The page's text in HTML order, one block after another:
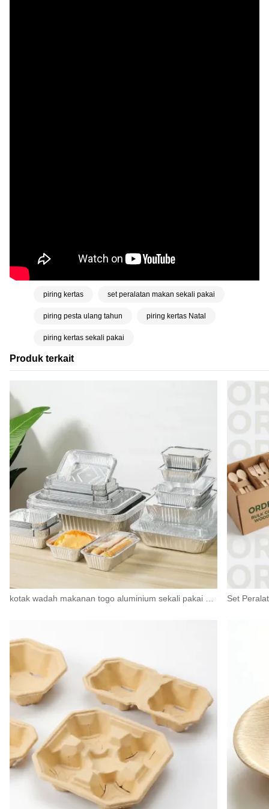
Produk terkait
piring kertas set peralatan makan sekali pakai
piring pesta ulang tahun piring kertas Natal
piring kertas sekali pakai